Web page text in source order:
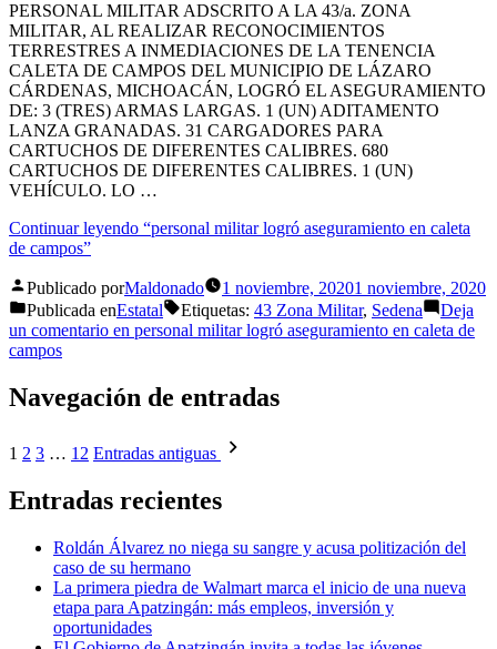
PERSONAL MILITAR ADSCRITO A LA 43/a. ZONA
MILITAR, AL REALIZAR RECONOCIMIENTOS
TERRESTRES A INMEDIACIONES DE LA TENENCIA
CALETA DE CAMPOS DEL MUNICIPIO DE LÁZARO
CÁRDENAS, MICHOACÁN, LOGRÓ EL ASEGURAMIENTO
DE: 3 (TRES) ARMAS LARGAS. 1 (UN) ADITAMENTO
LANZA GRANADAS. 31 CARGADORES PARA
CARTUCHOS DE DIFERENTES CALIBRES. 680
CARTUCHOS DE DIFERENTES CALIBRES. 1 (UN)
VEHÍCULO. LO …
Continuar leyendo “personal militar logró aseguramiento en caleta
de campos”
Publicado porMaldonado 1 noviembre, 20201 noviembre, 2020
Publicada enEstatal Etiquetas: 43 Zona Militar, Sedena
Deja
un comentario en personal militar logró aseguramiento en caleta de
campos
Navegación de entradas
1 2 3 … 12 Entradas antiguas
Entradas recientes
Roldán Álvarez no niega su sangre y acusa politización del
caso de su hermano
La primera piedra de Walmart marca el inicio de una nueva
etapa para Apatzingán: más empleos, inversión y
oportunidades